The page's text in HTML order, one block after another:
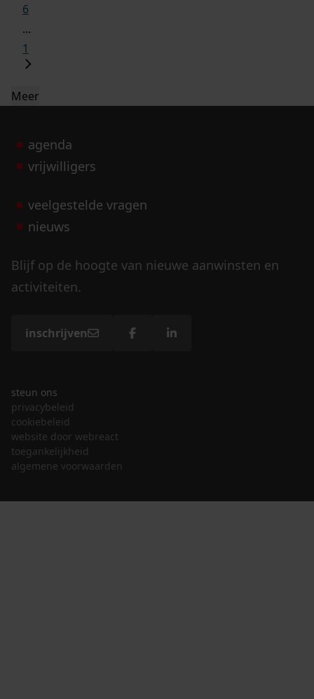
6
...
1
Meer
agenda
vrijwilligers
veelgestelde vragen
nieuws
Blijf op de hoogte van nieuwe aanwinsten en
activiteiten.
inschrijven
steun ons
privacybeleid
cookiebeleid
website door webreact
toegankelijkheid
algemene voorwaarden